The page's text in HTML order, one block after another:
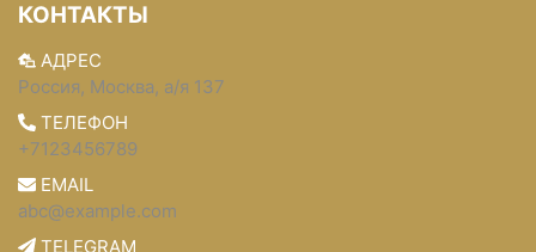
КОНТАКТЫ
АДРЕС
Россия, Москва, а/я 137
ТЕЛЕФОН
+7123456789
EMAIL
abc@example.com
TELEGRAM